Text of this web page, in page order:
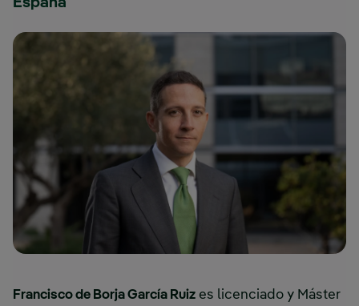
España
Francisco de Borja García Ruiz es licenciado y Máster